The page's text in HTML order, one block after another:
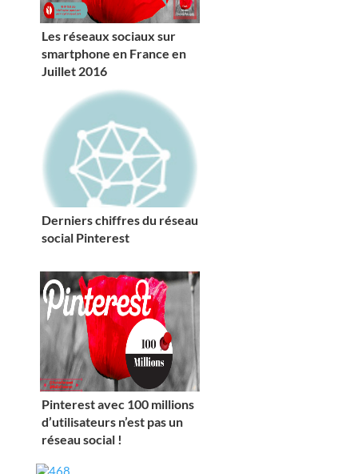
Les réseaux sociaux sur
smartphone en France en
Juillet 2016
Derniers chiffres du réseau
social Pinterest
Pinterest avec 100 millions
d’utilisateurs n’est pas un
réseau social !